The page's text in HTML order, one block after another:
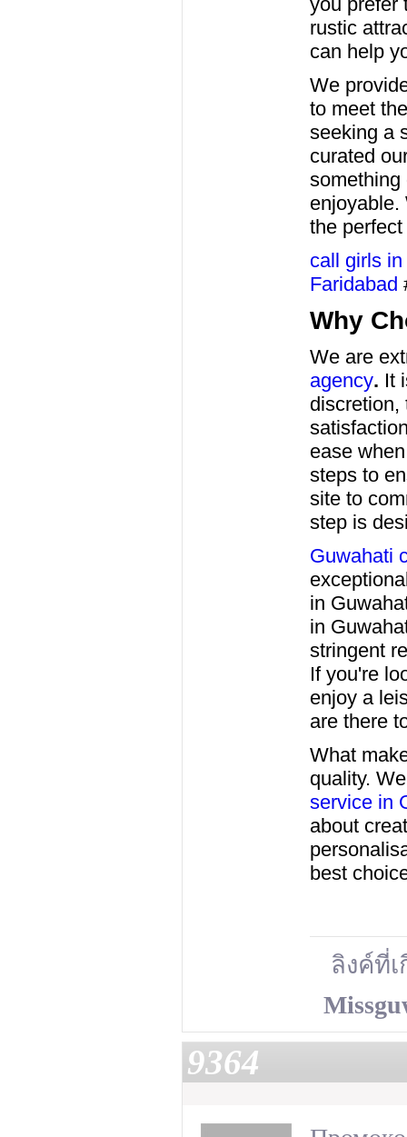
rustic
can help
We
to meet
seeking a
curated
something
enjoyable.
the
call girls
Faridabad
Why
We are
agency. It
discretion,
ease
steps to
site to
step is
Guwahati
in
in
stringent
If you're
enjoy a
are there
What
quality.
service in
about
best
ลิงค์ที่
9364